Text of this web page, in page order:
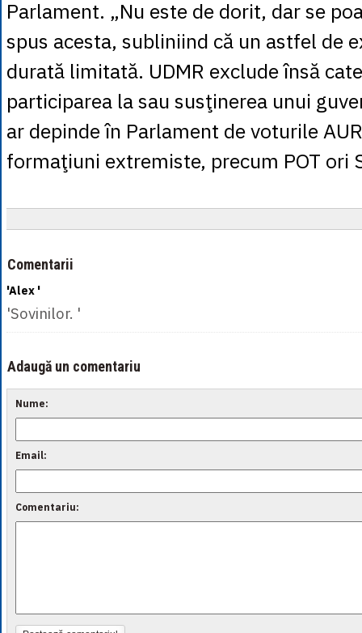
Parlament. „Nu este de dorit, dar se
spus acesta, subliniind că un astfel de
durată limitată. UDMR exclude însă
participarea la sau susţinerea unui
ar depinde în Parlament de voturile
formaţiuni extremiste, precum POT ori
Comentarii
'Alex '
'Sovinilor. '
Adaugă un comentariu
Nume:
Email:
Comentariu: